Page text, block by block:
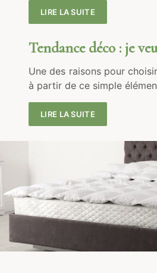
LIRE LA SUITE
Tendance déco : je
Une des raisons pour
à partir de ce simple
LIRE LA SUITE